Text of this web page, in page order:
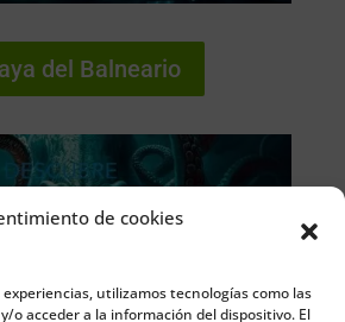
de cookies
utilizamos tecnologías como las
o acceder a la información del dispositivo. El
del Balneario